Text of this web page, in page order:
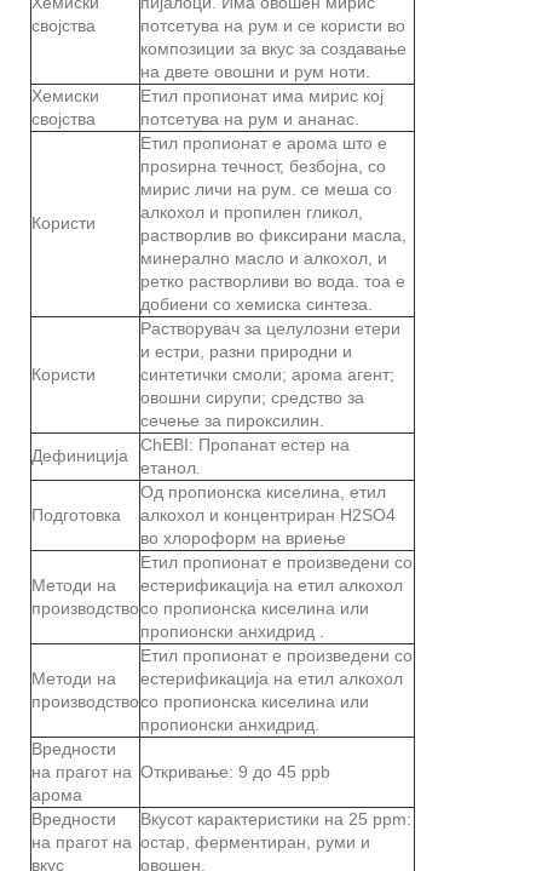
својства
потсетува на рум и се користи во
композиции за вкус за создавање
на двете овошни и рум ноти.
Хемиски
својства
Етил пропионат има мирис кој
потсетува на рум и ананас.
Користи
Етил пропионат е арома што е
проѕирна течност, безбојна, со
мирис личи на рум. се меша со
алкохол и пропилен гликол,
растворлив во фиксирани масла,
минерално масло и алкохол, и
ретко растворливи во вода. тоа е
добиени со хемиска синтеза.
Користи
Растворувач за целулозни етери
и естри, разни природни и
синтетички смоли; арома агент;
овошни сирупи; средство за
сечење за пироксилин.
Дефиниција
ChEBI: Пропанат естер на
етанол.
Подготовка
Од пропионска киселина, етил
алкохол и концентриран H2SO4
во хлороформ на вриење
Методи на
производство
Етил пропионат е произведени со
естерификација на етил алкохол
со пропионска киселина или
пропионски анхидрид .
Методи на
производство
Етил пропионат е произведени со
естерификација на етил алкохол
со пропионска киселина или
пропионски анхидрид.
Вредности
на прагот на
арома
Откривање: 9 до 45 ppb
Вредности
на прагот на
вкус
Вкусот карактеристики на 25 ppm:
остар, ферментиран, руми и
овошен.